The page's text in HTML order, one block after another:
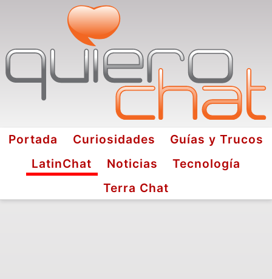
Portada Curiosidades
Guías y Trucos
LatinChat
Noticias
Tecnología
Terra Chat